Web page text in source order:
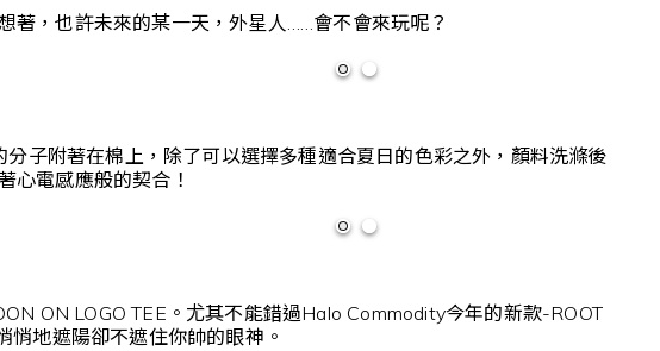
著，也許未來的某一天，外星人……會不會來玩呢？
子附著在棉上，除了可以選擇多種適合夏日的色彩之外，顏料洗滌後
心電感應般的契合！
ON LOGO TEE。尤其不能錯過Halo Commodity今年的新款-ROOT
地遮陽卻不遮住你帥的眼神。